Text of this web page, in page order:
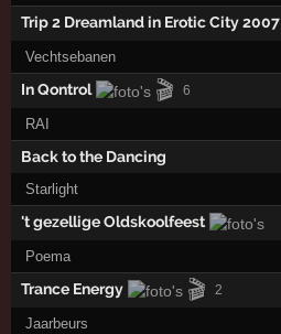
Trip 2 Dreamland in Erotic City 2007
Vechtsebanen
In Qontrol 🎬 6
RAI
Back to the Dancing
Starlight
't gezellige Oldskoolfeest
Poema
Trance Energy 🎬 2
Jaarbeurs